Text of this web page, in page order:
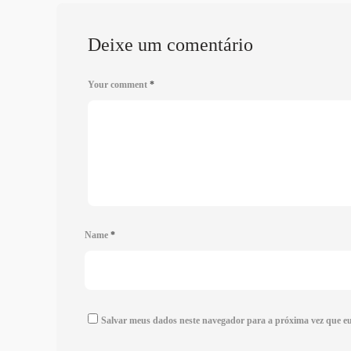
Deixe um comentário
Your comment *
Name *
Salvar meus dados neste navegador para a próxima vez que